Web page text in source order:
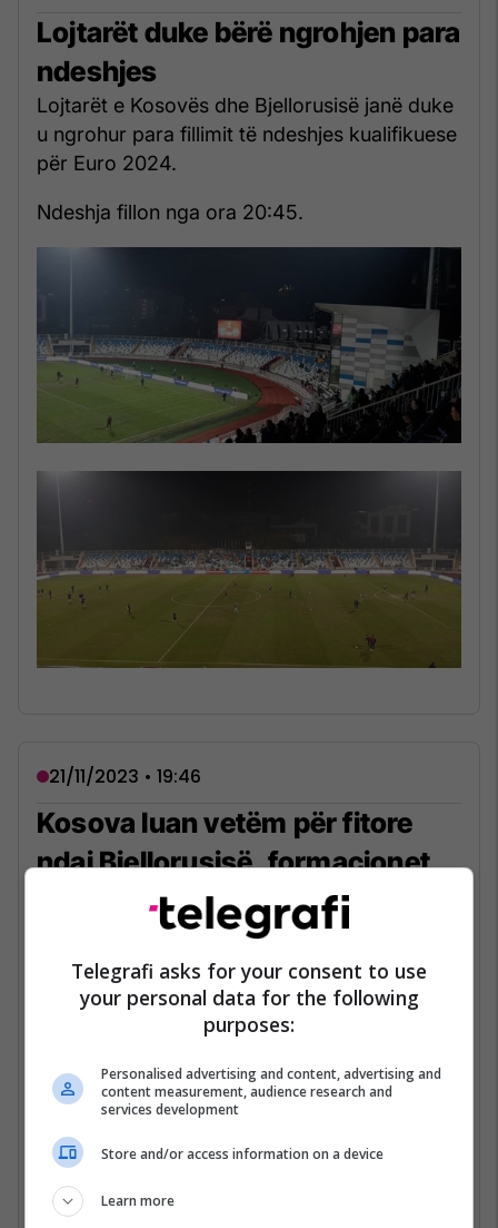
Lojtarët duke bërë ngrohjen para
ndeshjes
Lojtarët e Kosovës dhe Bjellorusisë janë duke
u ngrohur para fillimit të ndeshjes kualifikuese
për Euro 2024.
Ndeshja fillon nga ora 20:45.
21/11/2023 • 19:46
Kosova luan vetëm për fitore
ndaj Bjellorusisë, formacionet
Përfaqësuesja e Kosovës dhe ajo e
Bjellorusisë kanë publikuar tashmë
formacionet zyrtare për ndeshjen e fundit
kualifikuese për Euro 2024.
Dardanët janë nikoqir të bjellorusëve në
takimin e fundit të Grupit I, i cili pritet të
nga ora 20:45.
Lexo lajmin e plotë...
Telegrafi asks for your consent to use
your personal data for the following
purposes:
Personalised advertising and content, advertising and
content measurement, audience research and
services development
Store and/or access information on a device
Learn more